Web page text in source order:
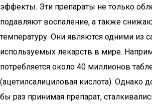
эффекты. Эти препараты не только
подавляют воспаление, а также
температуру. Они являются одними из
используемых лекарств в мире.
потребляется около 40 миллионов
(ацетилсалициловая кислота). Однако
бы раз принимая препарат,